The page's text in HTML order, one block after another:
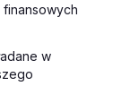
finansowych
w